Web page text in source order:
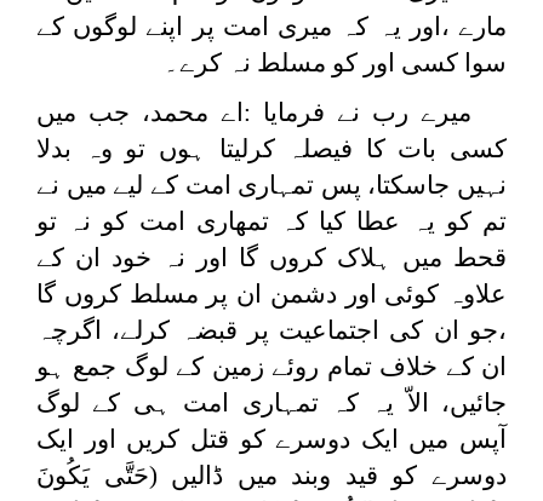
مارے ،اور یہ کہ میری امت پر اپنے لوگوں کے
سوا کسی اور کو مسلط نہ کرے۔
میرے رب نے فرمایا :اے محمد، جب میں
کسی بات کا فیصلہ کرلیتا ہوں تو وہ بدلا
نہیں جاسکتا، پس تمہاری امت کے لیے میں نے
تم کو یہ عطا کیا کہ تمھاری امت کو نہ تو
قحط میں ہلاک کروں گا اور نہ خود ان کے
علاوہ کوئی اور دشمن ان پر مسلط کروں گا
،جو ان کی اجتماعیت پر قبضہ کرلے، اگرچہ
ان کے خلاف تمام روئے زمین کے لوگ جمع ہو
جائیں، الاّ یہ کہ تمہاری امت ہی کے لوگ
آپس میں ایک دوسرے کو قتل کریں اور ایک
دوسرے کو قید وبند میں ڈالیں (حَتَّى یَکُونَ